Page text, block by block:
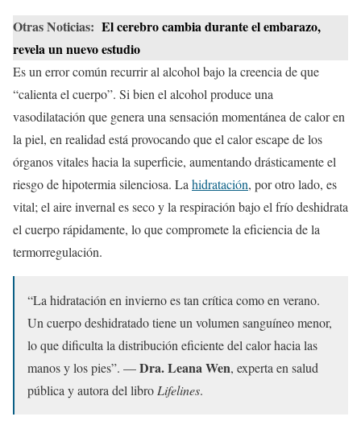
Otras Noticias: El cerebro cambia durante el embarazo,
revela un nuevo estudio
Es un error común recurrir al alcohol bajo la creencia de que
“calienta el cuerpo”. Si bien el alcohol produce una
vasodilatación que genera una sensación momentánea de calor en
la piel, en realidad está provocando que el calor escape de los
órganos vitales hacia la superficie, aumentando drásticamente el
riesgo de hipotermia silenciosa. La hidratación, por otro lado, es
vital; el aire invernal es seco y la respiración bajo el frío deshidrata
el cuerpo rápidamente, lo que compromete la eficiencia de la
termorregulación.
“La hidratación en invierno es tan crítica como en verano.
Un cuerpo deshidratado tiene un volumen sanguíneo menor,
lo que dificulta la distribución eficiente del calor hacia las
manos y los pies”. —Dra. Leana Wen, experta en salud
pública y autora del libro Lifelines.